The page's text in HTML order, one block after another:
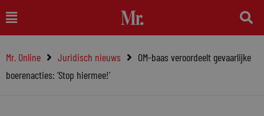
naar
inhoud
Main
Menu
Mr. Online Juridisch nieuws
OM-baas veroordeelt gevaarlijke
boerenacties: ‘Stop hiermee!’